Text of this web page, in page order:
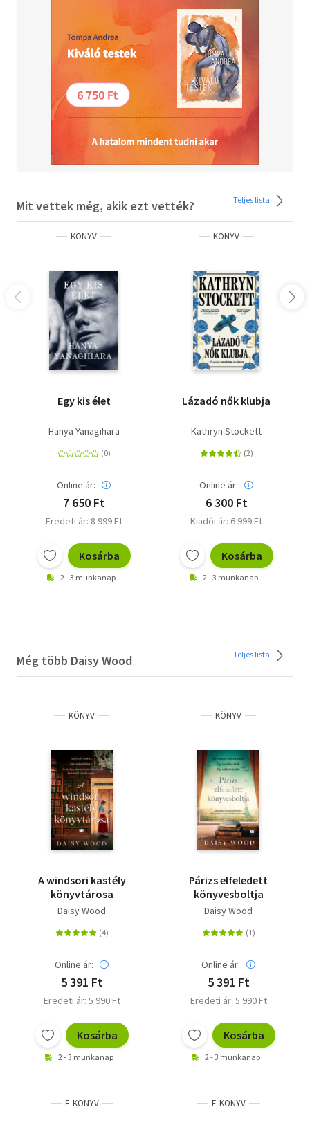
reményt keltő történet két
A szerző 21. Század Kiadónál megjelent kötetei: Párizs
elfeledett könyvesboltja (2024), A
windsori kastély könyvtárosa (2025).
Mit vettek még, akik ezt vették? Teljes lista
KÖNYV
Egy kis élet
Hanya Yanagihara
Online ár:
7 650 Ft
Eredeti ár: 8 999 Ft
Kosárba
2 - 3 munkanap
KÖNYV
Lázadó nők klubja
Kathryn Stockett
Online ár:
6 300 Ft
Kiadói ár: 6 999 Ft
Kosárba
2 - 3 munkanap
Még több Daisy Wood Teljes lista
KÖNYV
A windsori kastély
könyvtárosa
Daisy Wood
Online ár:
5 391 Ft
Eredeti ár: 5 990 Ft
Kosárba
2 - 3 munkanap
KÖNYV
Párizs elfeledett
könyvesboltja
Daisy Wood
Online ár:
5 391 Ft
Eredeti ár: 5 990 Ft
Kosárba
2 - 3 munkanap
E-KÖNYV E-KÖNYV